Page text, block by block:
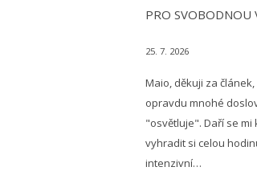
PRO SVOBODNOU
25. 7. 2026
Maio, děkuji za
opravdu mnohé
"osvětluje". Daří se mi
vyhradit si celou
intenzivní…